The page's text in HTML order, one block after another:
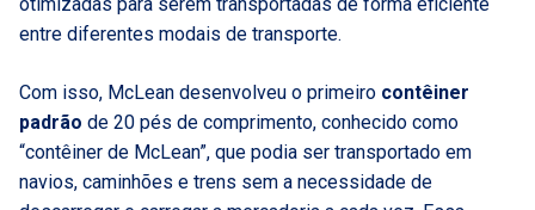
entre diferentes modais de transporte.
Com isso, McLean desenvolveu o primeiro contêiner
padrão de 20 pés de comprimento, conhecido como
“contêiner de McLean”, que podia ser transportado em
navios, caminhões e trens sem a necessidade de